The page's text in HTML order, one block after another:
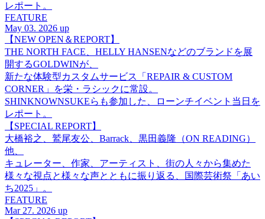
レポート。
FEATURE
May 03. 2026 up
【NEW OPEN＆REPORT】
THE NORTH FACE、HELLY HANSENなどのブランドを展
開するGOLDWINが、
新たな体験型カスタムサービス「REPAIR & CUSTOM
CORNER」を栄・ラシックに常設。
SHINKNOWNSUKEらも参加した、ローンチイベント当日を
レポート。
【SPECIAL REPORT】
大橋裕之、鷲尾友公、Barrack、黒田義隆（ON READING）
他、
キュレーター、作家、アーティスト、街の人々から集めた
様々な視点と様々な声とともに振り返る、国際芸術祭「あい
ち2025」。
FEATURE
Mar 27. 2026 up